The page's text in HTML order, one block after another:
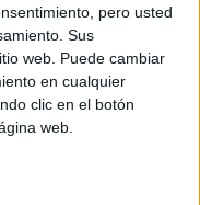
pero usted
Sus
web. Puede cambiar
en cualquier
clic en el botón
web.
de Uso
de uso*